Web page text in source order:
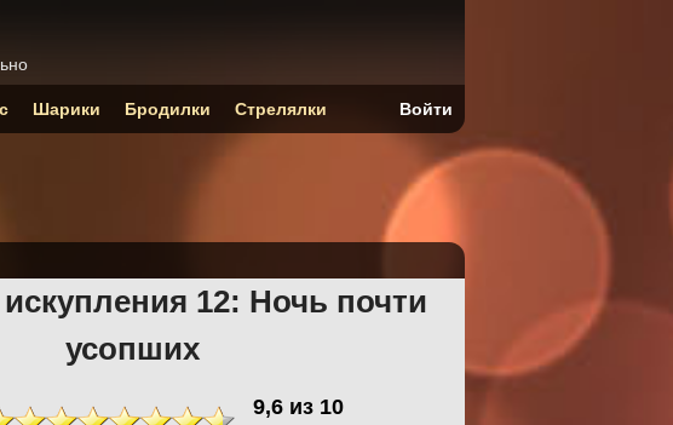
12: Ночь почти
усопших
9,6 из 10
Шарики Бродилки Стрелялки Войти